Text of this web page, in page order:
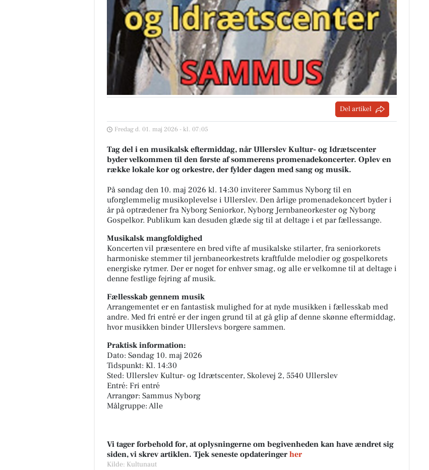
Del artikel
Fredag d. 01. maj 2026 - kl. 07:05
Tag del i en musikalsk eftermiddag, når Ullerslev Kultur- og Idrætscenter
byder velkommen til den første af sommerens promenadekoncerter. Oplev en
række lokale kor og orkestre, der fylder dagen med sang og musik.
På søndag den 10. maj 2026 kl. 14:30 inviterer Sammus Nyborg til en
uforglemmelig musikoplevelse i Ullerslev. Den årlige promenadekoncert byder i
år på optrædener fra Nyborg Seniorkor, Nyborg Jernbaneorkester og Nyborg
Gospelkor. Publikum kan desuden glæde sig til at deltage i et par fællessange.
Musikalsk mangfoldighed
Koncerten vil præsentere en bred vifte af musikalske stilarter, fra seniorkorets
harmoniske stemmer til jernbaneorkestrets kraftfulde melodier og gospelkorets
energiske rytmer. Der er noget for enhver smag, og alle er velkomne til at deltage i
denne festlige fejring af musik.
Fællesskab gennem musik
Arrangementet er en fantastisk mulighed for at nyde musikken i fællesskab med
andre. Med fri entré er der ingen grund til at gå glip af denne skønne eftermiddag,
hvor musikken binder Ullerslevs borgere sammen.
Praktisk information:
Dato: Søndag 10. maj 2026
Tidspunkt: Kl. 14:30
Sted: Ullerslev Kultur- og Idrætscenter, Skolevej 2, 5540 Ullerslev
Entré: Fri entré
Arrangør: Sammus Nyborg
Målgruppe: Alle
Vi tager forbehold for, at oplysningerne om begivenheden kan have ændret sig
siden, vi skrev artiklen. Tjek seneste opdateringer her
Kilde: Kultunaut